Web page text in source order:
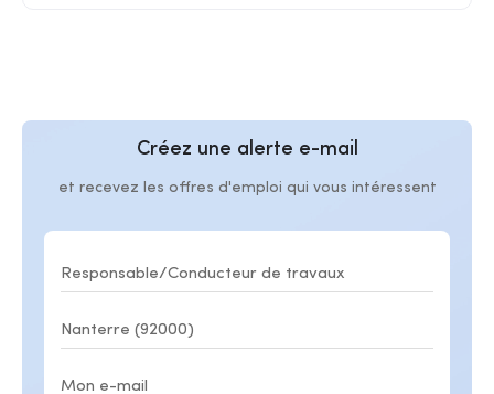
Créez une alerte e-mail
et recevez les offres d'emploi qui vous intéressent